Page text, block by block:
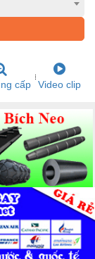
cấp Video clip